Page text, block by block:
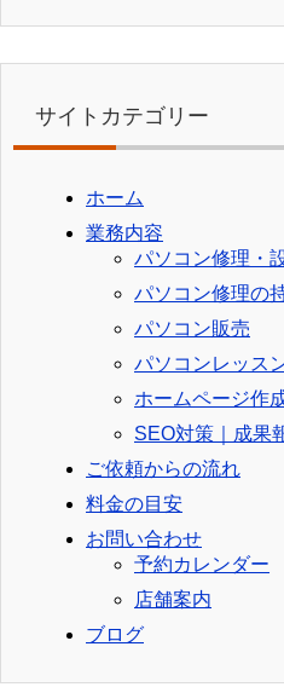
サイトカテゴリー
ホーム
業務内容
パソコン修理・
パソコン修理の
パソコン販売
パソコンレッス
ホームページ作
SEO対策｜成果
ご依頼からの流れ
料金の目安
お問い合わせ
予約カレンダー
店舗案内
ブログ